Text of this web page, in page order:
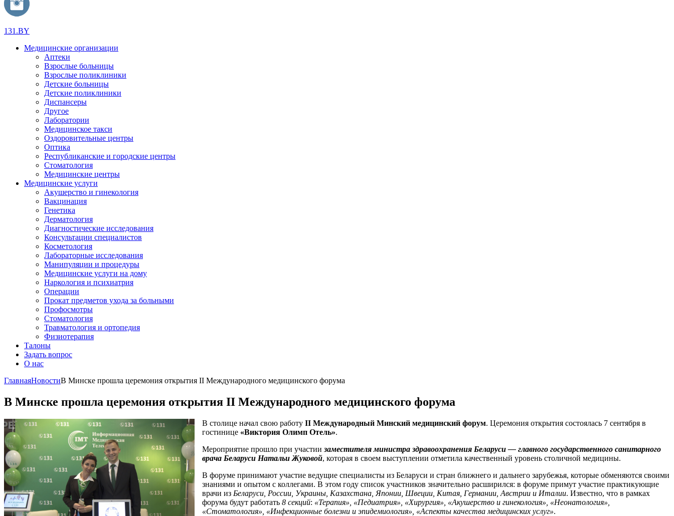
131.BY
Медицинские организации
Аптеки
Взрослые больницы
Взрослые поликлиники
Детские больницы
Детские поликлиники
Диспансеры
Другое
Лаборатории
Медицинское такси
Оздоровительные центры
Оптика
Республиканские и городские центры
Стоматология
Медицинские центры
Медицинские услуги
Акушерство и гинекология
Вакцинация
Генетика
Дерматология
Диагностические исследования
Консультации специалистов
Косметология
Лабораторные исследования
Манипуляции и процедуры
Медицинские услуги на дому
Наркология и психиатрия
Операции
Прокат предметов ухода за больными
Профосмотры
Стоматология
Травматология и ортопедия
Физиотерапия
Талоны
Задать вопрос
О нас
ГлавнаяНовостиВ Минске прошла церемония открытия II Международного медицинского форума
В Минске прошла церемония открытия II Международного медицинского форума
В столице начал свою работу II Международный Минский медицинский форум. Церемония открытия состоялась 7 сентября в
гостинице «Виктория Олимп Отель».
Мероприятие прошло при участии заместителя министра здравоохранения Беларуси — главного государственного санитарного
врача Беларуси Натальи Жуковой, которая в своем выступлении отметила качественный уровень столичной медицины.
В форуме принимают участие ведущие специалисты из Беларуси и стран ближнего и дальнего зарубежья, которые обменяются своими
знаниями и опытом с коллегами. В этом году список участников значительно расширился: в форуме примут участие практикующие
врачи из Беларуси, России, Украины, Казахстана, Японии, Швеции, Китая, Германии, Австрии и Италии. Известно, что в рамках
форума будут работать 8 секций: «Терапия», «Педиатрия», «Хирургия», «Акушерство и гинекология», «Неонатология»,
«Стоматология», «Инфекционные болезни и эпидемиология», «Аспекты качества медицинских услуг».